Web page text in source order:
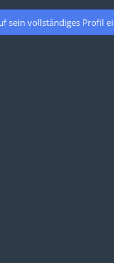
sein vollständiges Profil